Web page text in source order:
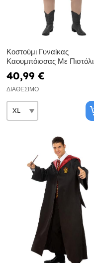
Κοστούμι Γυναίκας
Καουμπόισσας Με Πιστόλι
(Μεγάλες Διαστάσεις)
40,99 €
ΔΙΑΘΈΣΙΜΟ